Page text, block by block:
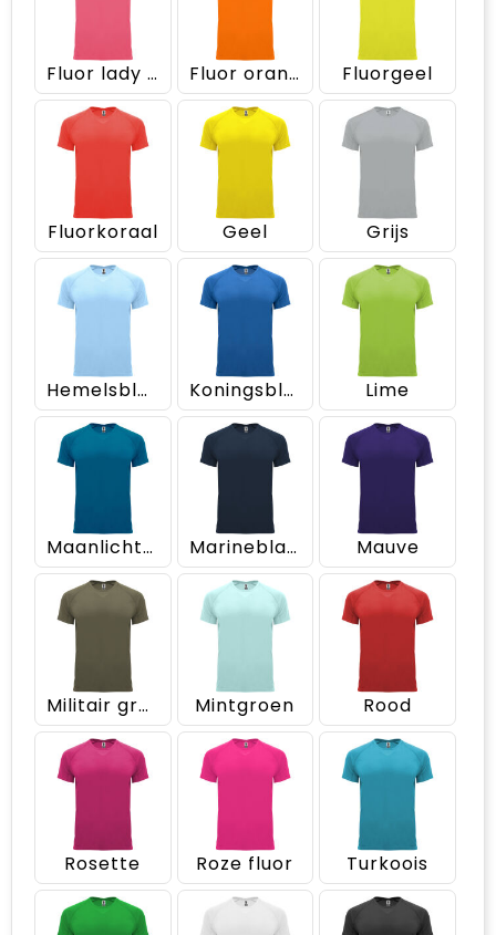
Fluor lady pink Fluor oranje Fluorgeel
Fluorkoraal Geel Grijs
Hemelsblauw Koningsblauw Lime
Maanlichtblauw Marineblauw Mauve
Militair groen Mintgroen Rood
Rosette Roze fluor Turkoois